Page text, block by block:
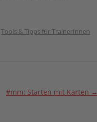
Tools & Tipps für TrainerInnen
#mm: Starten mit Karten →